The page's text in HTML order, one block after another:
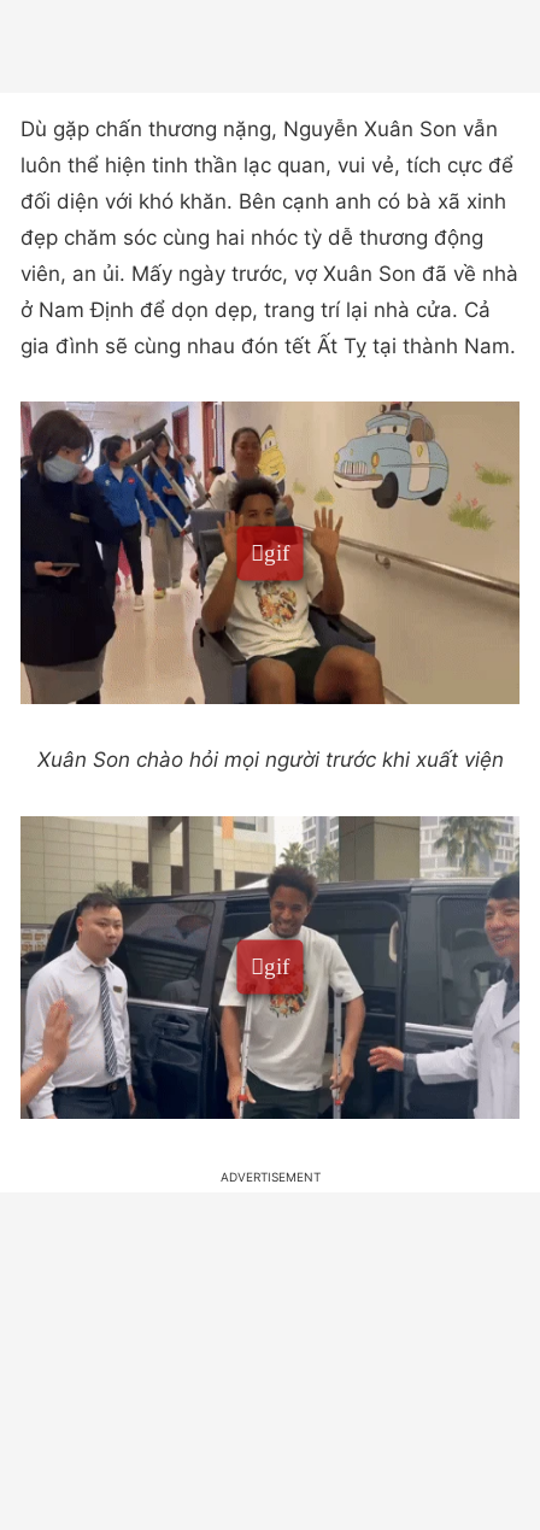
Dù gặp chấn thương nặng, Nguyễn Xuân Son vẫn
luôn thể hiện tinh thần lạc quan, vui vẻ, tích cực để
đối diện với khó khăn. Bên cạnh anh có bà xã xinh
đẹp chăm sóc cùng hai nhóc tỳ dễ thương động
viên, an ủi. Mấy ngày trước, vợ Xuân Son đã về nhà
ở Nam Định để dọn dẹp, trang trí lại nhà cửa. Cả
gia đình sẽ cùng nhau đón tết Ất Tỵ tại thành Nam.
Xuân Son chào hỏi mọi người trước khi xuất viện